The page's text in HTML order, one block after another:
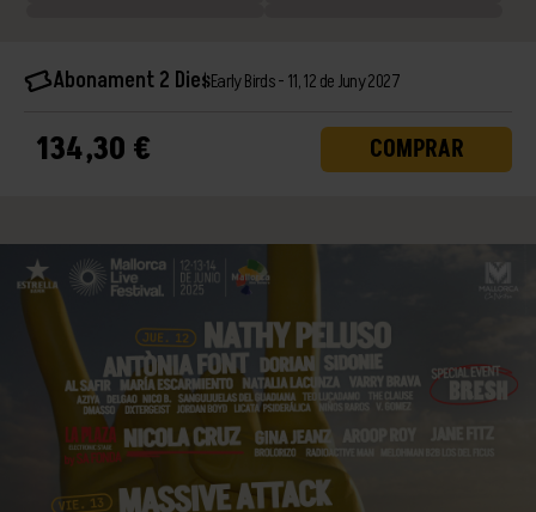
Abonament 2 DiesEarly Birds - 11, 12 de Juny 2027
134,30 € COMPRAR